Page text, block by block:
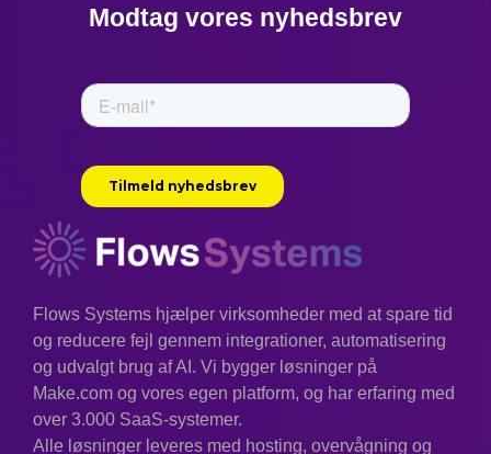
Modtag vores nyhedsbrev
Flows Systems hjælper virksomheder med at spare tid
og reducere fejl gennem integrationer, automatisering
og udvalgt brug af AI. Vi bygger løsninger på
Make.com og vores egen platform, og har erfaring med
over 3.000 SaaS-systemer.
Alle løsninger leveres med hosting, overvågning og